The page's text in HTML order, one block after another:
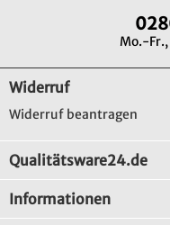
Mo.-
Widerruf
Widerruf beantragen
Qualitätsware24.de
Informationen